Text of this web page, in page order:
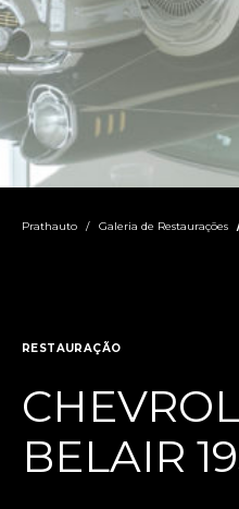
Prathauto Galeria de Restaurações
RESTAURAÇÃO
BELAIR